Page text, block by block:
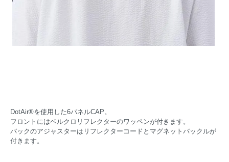
DotAir®を使用した6パネルCAP。
フロントにはベルクロリフレクターのワッペンが付きます。
バックのアジャスターはリフレクターコードとマグネットバックルが
付きます。